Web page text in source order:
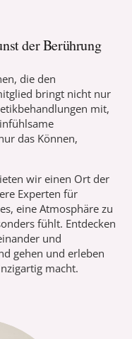
der Berührung
die den
bringt nicht nur
mit,
das Können,
wir einen Ort der
Experten für
eine Atmosphäre zu
fühlt. Entdecken
und
gehen und erleben
macht.